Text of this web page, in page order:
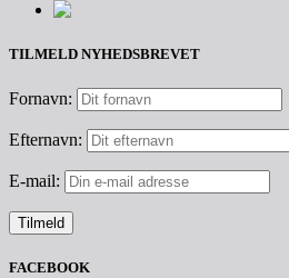
TILMELD NYHEDSBREVET
Fornavn:
Efternavn:
E-mail:
FACEBOOK